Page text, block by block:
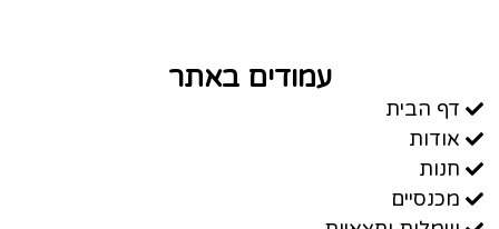
עמודים באתר
דף הבית
אודות
חנות
מכנסיים